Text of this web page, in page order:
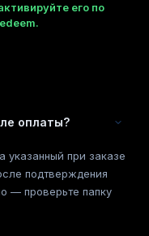
его по
оплаты?
указанный при заказе
подтверждения
— проверьте папку